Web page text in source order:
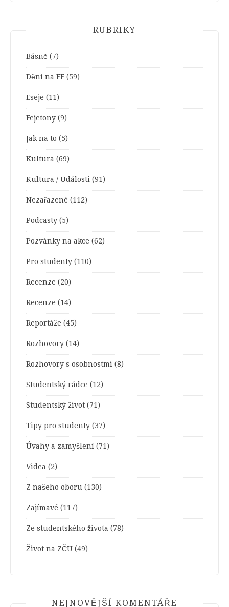
RUBRIKY
Básně (7)
Dění na FF (59)
Eseje (11)
Fejetony (9)
Jak na to (5)
Kultura (69)
Kultura / Události (91)
Nezařazené (112)
Podcasty (5)
Pozvánky na akce (62)
Pro studenty (110)
Recenze (20)
Recenze (14)
Reportáže (45)
Rozhovory (14)
Rozhovory s osobnostmi (8)
Studentský rádce (12)
Studentský život (71)
Tipy pro studenty (37)
Úvahy a zamyšlení (71)
Videa (2)
Z našeho oboru (130)
Zajímavé (117)
Ze studentského života (78)
Život na ZČU (49)
NEJNOVĚJŠÍ KOMENTÁŘE